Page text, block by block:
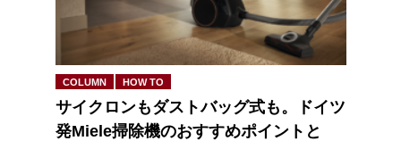
COLUMN HOW TO
サイクロンもダストバッグ式も。ドイツ
発Miele掃除機のおすすめポイントと